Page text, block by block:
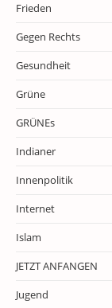
Frieden
Gegen Rechts
Gesundheit
Grüne
GRÜNEs
Indianer
Innenpolitik
Internet
Islam
JETZT ANFANGEN
Jugend